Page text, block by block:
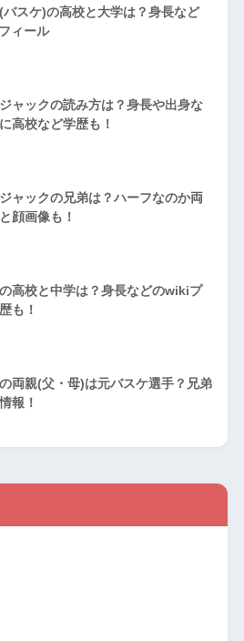
バスケ)の高校と大学は？身長など
ィール
ャックの読み方は？身長や出身な
高校など学歴も！
ャックの兄弟は？ハーフなのか両
顔画像も！
高校と中学は？身長などのwikiプ
も！
両親(父・母)は元バスケ選手？兄弟
報！